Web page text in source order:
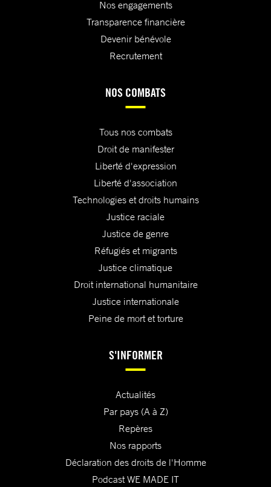
Nos engagements
Transparence financière
Devenir bénévole
Recrutement
NOS COMBATS
Tous nos combats
Droit de manifester
Liberté d'expression
Liberté d'association
Technologies et droits humains
Justice raciale
Justice de genre
Réfugiés et migrants
Justice climatique
Droit international humanitaire
Justice internationale
Peine de mort et torture
S'INFORMER
Actualités
Par pays (A à Z)
Repères
Nos rapports
Déclaration des droits de l'Homme
Podcast WE MADE IT